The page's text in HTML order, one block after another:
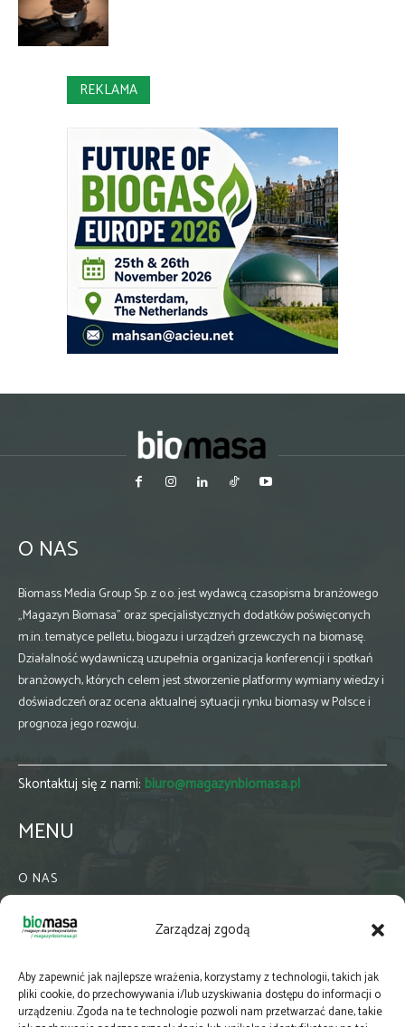
Zarządzaj zgodą
Aby zapewnić jak najlepsze wrażenia, korzystamy z technologii, takich jak
pliki cookie, do przechowywania i/lub uzyskiwania dostępu do informacji o
urządzeniu. Zgoda na te technologie pozwoli nam przetwarzać dane, takie
REKLAMA
O NAS
Biomass Media Group Sp. z o.o. jest wydawcą czasopisma branżowego
„Magazyn Biomasa” oraz specjalistycznych dodatków poświęconych
m.in. tematyce pelletu, biogazu i urządzeń grzewczych na biomasę.
Działalność wydawniczą uzupełnia organizacja konferencji i spotkań
branżowych, których celem jest stworzenie platformy wymiany wiedzy i
doświadczeń oraz ocena aktualnej sytuacji rynku biomasy w Polsce i
prognoza jego rozwoju.
Skontaktuj się z nami: biuro@magazynbiomasa.pl
MENU
O NAS
WSPÓŁPRACA
PRENUMERATA
NEWSLETTER